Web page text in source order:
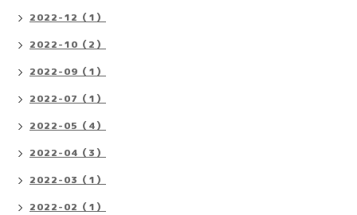
2022-12（1）
2022-10（2）
2022-09（1）
2022-07（1）
2022-05（4）
2022-04（3）
2022-03（1）
2022-02（1）